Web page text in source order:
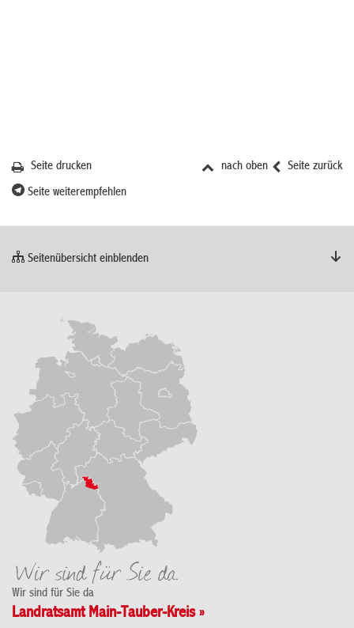
Seite zurück
nach oben
Seite drucken
Seite weiterempfehlen
Seitenübersicht einblenden
Wir sind für Sie da
Landratsamt Main-Tauber-Kreis »